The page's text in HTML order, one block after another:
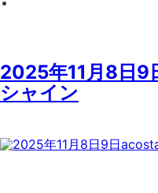
2025年11月8日9
シャイン